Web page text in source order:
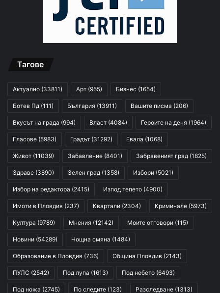
Тагове
Актуално (33811) Арт (955) Бизнес (1654)
Ботев Пд (111) България (13911) Вашите писма (206)
Вкусът на града (994) Власт (4084) Героите на деня (1964)
Гласове (5983) Градът (31292) Евала (1068)
Живот (11039) Забавление (8401) Забравеният град (1825)
Здраве (3890) Зелен град (1358) Избори (5021)
Избор на редактора (2415) Изпод тепето (4900)
Имоти в Пловдив (237) Квартали (2304) Криминале (5973)
Култура (9789) Мнения (12142) Моите отговори (115)
Новини (54289) Нощна смяна (1484)
Образование в Пловдив (736) Община Пловдив (2143)
ПУЛС (2542) Под лупа (1613) Под небето (6493)
Под ножа (2745) По следите (123) Разследване (1313)